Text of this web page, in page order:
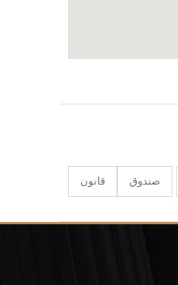
صندوق قانون